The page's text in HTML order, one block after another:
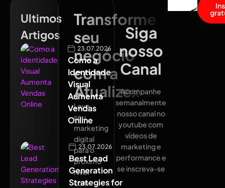
Ultimos
Artigos
23.07.2026
Como a
Identidade
Visual
Aumenta
Vendas
Online
23.07.2026
Best Lead
Generation
Strategies for
Transforme
seu
negócio
com a
Atualizex
Leve
seu
marketing
digital
para o
próximo
nível
com
Siga
nosso
Canal
Acompanhe
semanalmente
nosso canal no
youtube com
vídeos de
marketing e
performance e
se inscreva-se